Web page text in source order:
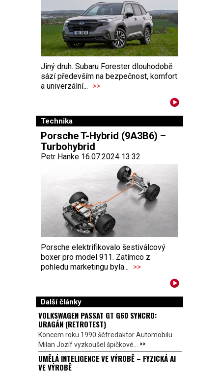
Jiný druh. Subaru Forester dlouhodobě
sází především na bezpečnost, komfort
a univerzální... >>
Technika
Porsche T-Hybrid (9A3B6) –
Turbohybrid
Petr Hanke 16.07.2024 13:32
Porsche elektrifikovalo šestiválcový
boxer pro model 911. Zatímco z
pohledu marketingu byla... >>
Další články
VOLKSWAGEN PASSAT GT G60 SYNCRO:
URAGÁN (RETROTEST)
Koncem roku 1990 šéfredaktor Automobilu
Milan Jozíf vyzkoušel špičkové... >>
UMĚLÁ INTELIGENCE VE VÝROBĚ – FYZICKÁ AI
VE VÝROBĚ